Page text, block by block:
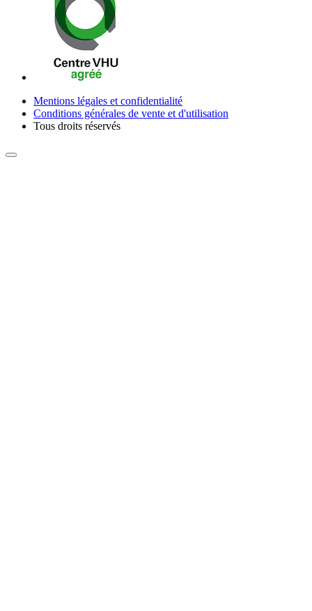
Mentions légales et confidentialité
Conditions générales de vente et d'utilisation
Tous droits réservés